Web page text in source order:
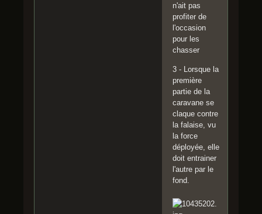
n'ait pas
profiter de
l'occasion
pour les
chasser
3 - Lorsque la
première
partie de la
caravane se
claque contre
la falaise, vu
la force
déployée, elle
doit entrainer
l'autre par le
fond.